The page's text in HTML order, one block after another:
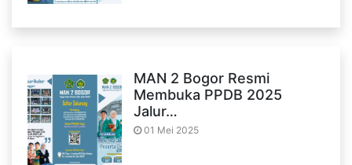
MAN 2 Bogor Resmi
Membuka PPDB 2025
Jalur…
01 Mei 2025